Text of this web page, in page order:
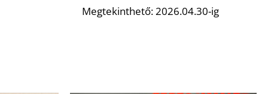
Megtekinthető: 2026.04.30-ig